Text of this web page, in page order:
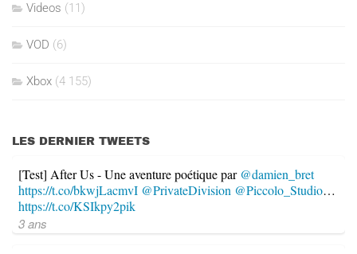
Videos (11)
VOD (6)
Xbox (4 155)
LES DERNIER TWEETS
[Test] After Us - Une aventure poétique par @damien_bret
https://t.co/bkwjLacmvI @PrivateDivision @Piccolo_Studio…
https://t.co/KSIkpy2pik
3 ans